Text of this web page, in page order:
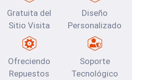
Gratuita del
Sitio Visita
Diseño
Personalizado
Ofreciendo
Repuestos
Soporte
Tecnológico